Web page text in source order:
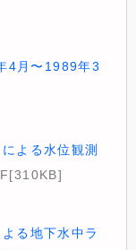
4月〜1989年3
よる水位観測
る地下水中ラ